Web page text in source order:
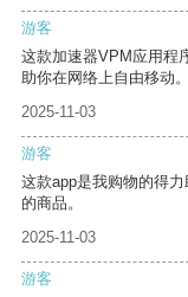
游客
这款加速器VPM应用程
助你在网络上自由移动。
2025-11-03
游客
这款app是我购物的得
的商品。
2025-11-03
游客